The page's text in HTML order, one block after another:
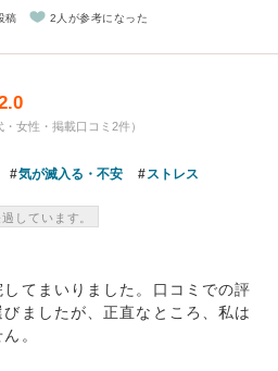
稿 2人が参考になった
女性・掲載口コミ2件）
気が滅入る・不安 ストレス
しています。
てまいりました。口コミでの評
ましたが、正直なところ、私は
。